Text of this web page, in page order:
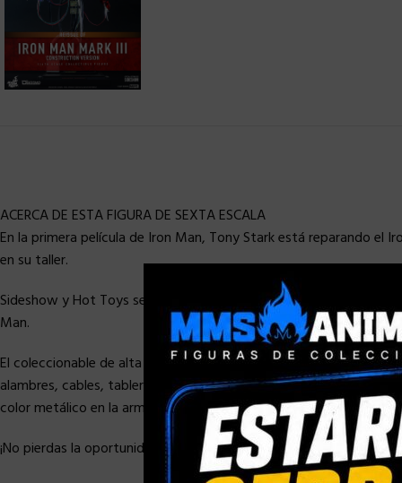
ACERCA DE ESTA FIGURA DE SEXTA ESCALA
En la primera película de Iron Man, Tony Stark está reparando
en su taller.
Sideshow y Hot Toys se complace en reeditar la figura
Man.
El coleccionable de alta precisión está meticulosamente
alambres, cables, tablero de computadora y cadenas altamente
color metálico en la armadura; piezas de armadura extraíbles y
¡No pierdas la oportunidad de incluir este increíble coleccionable